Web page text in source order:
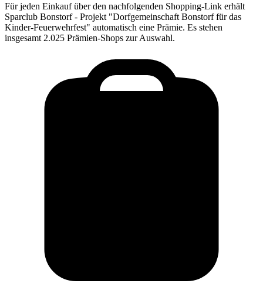
Für jeden Einkauf über den nachfolgenden Shopping-Link erhält
Sparclub Bonstorf - Projekt "Dorfgemeinschaft Bonstorf für das
Kinder-Feuerwehrfest" automatisch eine Prämie. Es stehen
insgesamt 2.025 Prämien-Shops zur Auswahl.